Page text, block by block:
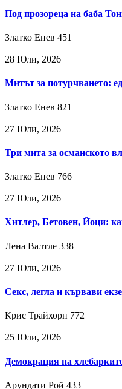
Под прозореца на баба
Златко Енев 451
28 Юли, 2026
Митът за потурчването:
Златко Енев 821
27 Юли, 2026
Три мита за османското
Златко Енев 766
27 Юли, 2026
Хитлер, Бетовен, Йоци:
Лена Валтле 338
27 Юли, 2026
Секс, легла и кървави
Крис Трайхорн 772
25 Юли, 2026
Демокрация на
Арундати Рой 433